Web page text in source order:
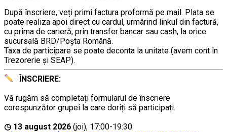
După înscriere, veți primi factura proformă pe mail. Plata se
poate realiza apoi direct cu cardul, urmârind linkul din factură,
cu prima de carieră, prin transfer bancar sau cash, la orice
sucursală BRD/Poșta Română.
Taxa de participare se poate deconta la unitate (avem cont în
Trezorerie și SEAP).
ÎNSCRIERE:
Vă rugăm să completați formularul de înscriere
corespunzător grupei la care doriți să participați.
◷ 13 august 2026 (joi), 17:00-19:30